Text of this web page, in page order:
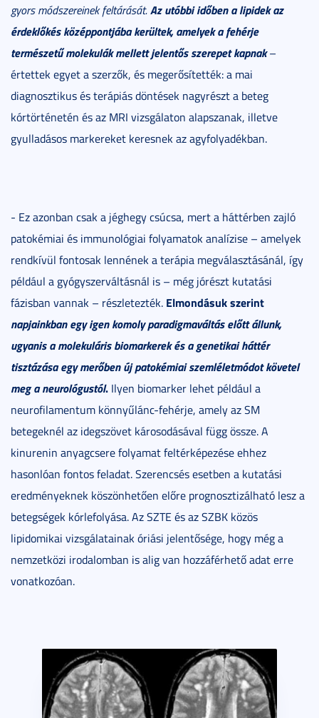
gyors módszereinek feltárását.Az utóbbi időben a lipidek az
érdeklőkés középpontjába kerültek, amelyek a fehérje
természetű molekulák mellett jelentős szerepet kapnak–
értettek egyet a szerzők, és megerősítették: a mai
diagnosztikus és terápiás döntések nagyrészt a beteg
kórtörténetén és az MRI vizsgálaton alapszanak, illetve
gyulladásos markereket keresnek az agyfolyadékban.
- Ez azonban csak a jéghegy csúcsa, mert a háttérben zajló
patokémiai és immunológiai folyamatok analízise – amelyek
rendkívül fontosak lennének a terápia megválasztásánál, így
például a gyógyszerváltásnál is – még jórészt kutatási
fázisban vannak – részletezték. Elmondásuk szerint
napjainkban egy igen komoly paradigmaváltás előtt állunk,
ugyanis a molekuláris biomarkerek és a genetikai háttér
tisztázása egy merőben új patokémiai szemléletmódot követel
meg a neurológustól. Ilyen biomarker lehet például a
neurofilamentum könnyűlánc-fehérje, amely az SM
betegeknél az idegszövet károsodásával függ össze. A
kinurenin anyagcsere folyamat feltérképezése ehhez
hasonlóan fontos feladat. Szerencsés esetben a kutatási
eredményeknek köszönhetően előre prognosztizálható lesz a
betegségek kórlefolyása. Az SZTE és az SZBK közös
lipidomikai vizsgálatainak óriási jelentősége, hogy még a
nemzetközi irodalomban is alig van hozzáférhető adat erre
vonatkozóan.